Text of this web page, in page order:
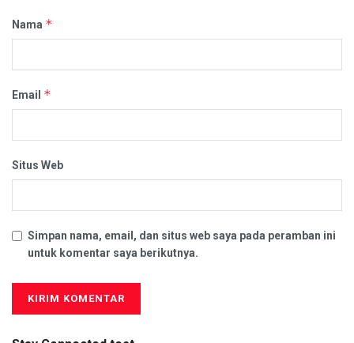
Nama *
Email *
Situs Web
Simpan nama, email, dan situs web saya pada peramban ini
untuk komentar saya berikutnya.